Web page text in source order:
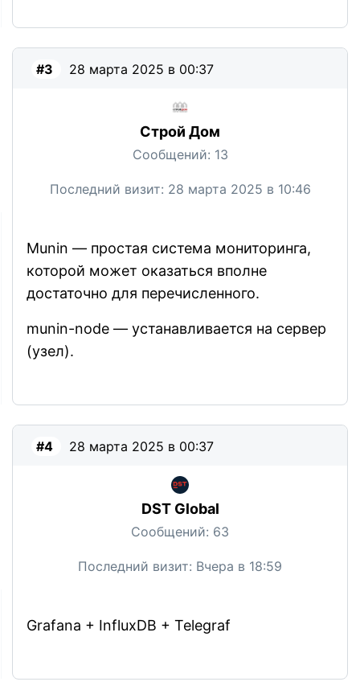
#3 28 марта 2025 в 00:37
Строй Дом
Сообщений: 13
Последний визит: 28 марта 2025 в 10:46
Munin — простая система мониторинга,
которой может оказаться вполне
достаточно для перечисленного.
munin-node — устанавливается на сервер
(узел).
#4 28 марта 2025 в 00:37
DST Global
Сообщений: 63
Последний визит: Вчера в 18:59
Grafana + InfluxDB + Telegraf